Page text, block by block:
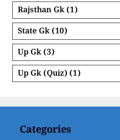
Rajsthan Gk (1)
State Gk (10)
Up Gk (3)
Up Gk (Quiz) (1)
Categories